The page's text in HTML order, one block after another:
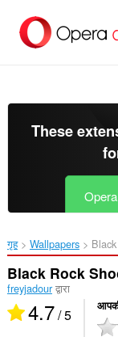
सामग्री
These
गृह Wallpapers
Black Rock
freyjadourद्वारा
4.7/ 5